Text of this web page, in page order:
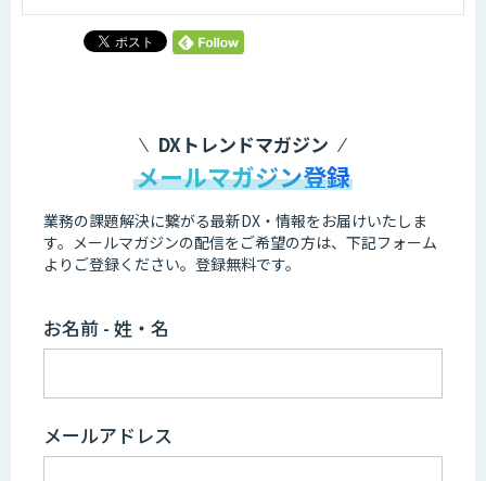
DXトレンドマガジン
メールマガジン登録
業務の課題解決に繋がる最新DX・情報をお届けいたしま
す。 メールマガジンの配信をご希望の方は、下記フォーム
よりご登録ください。登録無料です。
お名前 - 姓・名
メールアドレス